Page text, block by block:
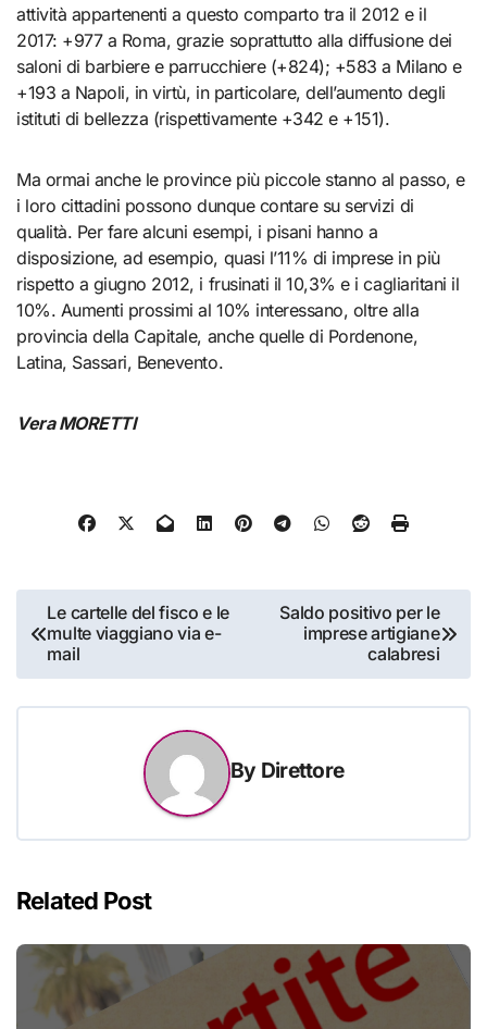
attività appartenenti a questo comparto tra il 2012 e il
2017: +977 a Roma, grazie soprattutto alla diffusione dei
saloni di barbiere e parrucchiere (+824); +583 a Milano e
+193 a Napoli, in virtù, in particolare, dell’aumento degli
istituti di bellezza (rispettivamente +342 e +151).
Ma ormai anche le province più piccole stanno al passo, e
i loro cittadini possono dunque contare su servizi di
qualità. Per fare alcuni esempi, i pisani hanno a
disposizione, ad esempio, quasi l’11% di imprese in più
rispetto a giugno 2012, i frusinati il 10,3% e i cagliaritani il
10%. Aumenti prossimi al 10% interessano, oltre alla
provincia della Capitale, anche quelle di Pordenone,
Latina, Sassari, Benevento.
Vera MORETTI
Navigazione
articoli
Le cartelle del fisco e le
multe viaggiano via e-
mail
Saldo positivo per le
imprese artigiane
calabresi
By Direttore
Related Post